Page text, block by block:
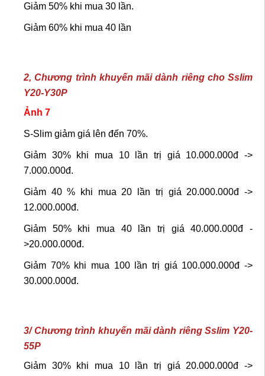
Giảm 50% khi mua 30 lần.
Giảm 60% khi mua 40 lần
2, Chương trình khuyến mãi dành riêng cho Sslim
Y20-Y30P
Ảnh 7
S-Slim giảm giá lên đến 70%.
Giảm 30% khi mua 10 lần trị giá 10.000.000đ ->
7.000.000đ.
Giảm 40 % khi mua 20 lần trị giá 20.000.000đ ->
12.000.000đ.
Giảm 50% khi mua 40 lần trị giá 40.000.000đ -
>20.000.000đ.
Giảm 70% khi mua 100 lần trị giá 100.000.000đ ->
30.000.000đ.
3/ Chương trình khuyến mãi dành riêng Sslim Y20-
55P
Giảm 30% khi mua 10 lần trị giá 20.000.000đ ->